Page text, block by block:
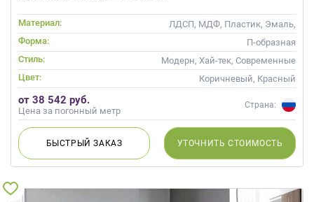
Материал:
ЛДСП, МДФ, Пластик, Эмаль,
Шпон
Форма:
П-образная
Стиль:
Модерн, Хай-тек, Современные
Цвет:
Коричневый, Красный
от 38 542 руб.
Цена за погонный метр
Страна:
БЫСТРЫЙЗАКАЗ УТОЧНИТЬ СТОИМОСТЬ